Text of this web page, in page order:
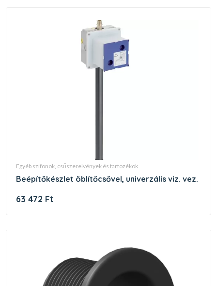
egyéb szifonok, csőszerelvények és tartozékok
beépítőkészlet öblítőcsővel, univerzális viz. vez.
63 472 Ft